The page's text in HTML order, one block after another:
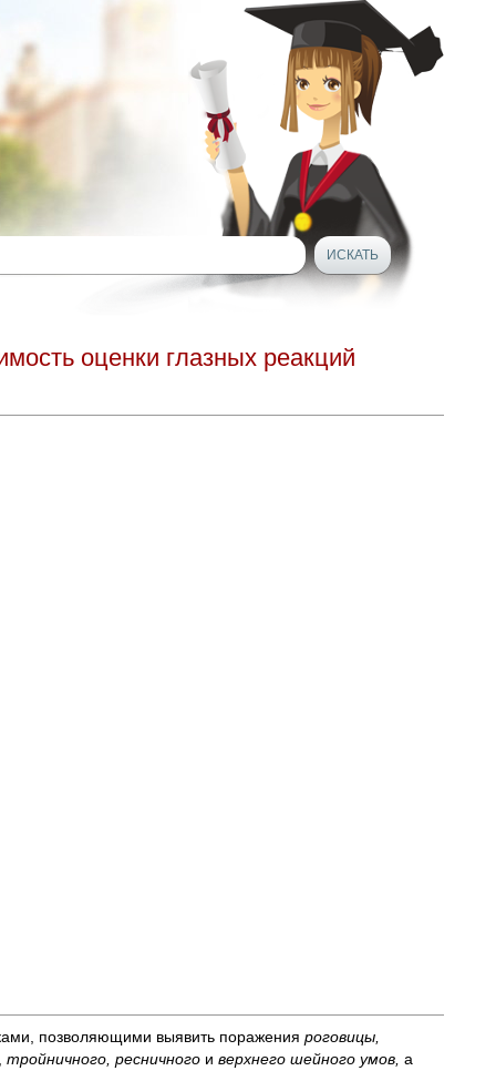
оценки глазных реакций
позволяющими выявить поражения роговицы,
тройничного, ресничного и верхнего шейного умов, а